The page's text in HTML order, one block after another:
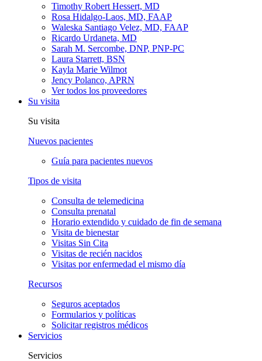
Timothy Robert Hessert, MD
Rosa Hidalgo-Laos, MD, FAAP
Waleska Santiago Velez, MD, FAAP
Ricardo Urdaneta, MD
Sarah M. Sercombe, DNP, PNP-PC
Laura Starrett, BSN
Kayla Marie Wilmot
Jency Polanco, APRN
Ver todos los proveedores
Su visita
Su visita
Nuevos pacientes
Guía para pacientes nuevos
Tipos de visita
Consulta de telemedicina
Consulta prenatal
Horario extendido y cuidado de fin de semana
Visita de bienestar
Visitas Sin Cita
Visitas de recién nacidos
Visitas por enfermedad el mismo día
Recursos
Seguros aceptados
Formularios y políticas
Solicitar registros médicos
Servicios
Servicios